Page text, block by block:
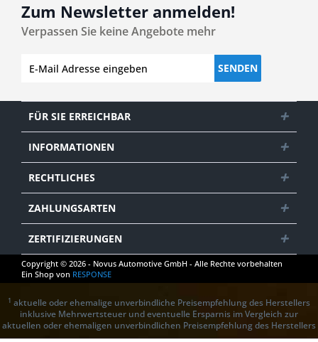
Zum Newsletter anmelden!
Verpassen Sie keine Angebote mehr
SENDEN
FÜR SIE ERREICHBAR
INFORMATIONEN
RECHTLICHES
ZAHLUNGSARTEN
ZERTIFIZIERUNGEN
Copyright © 2026 - Novus Automotive GmbH - Alle Rechte vorbehalten
Ein Shop von RESPONSE
1 aktuelle oder ehemalige unverbindliche Preisempfehlung des Herstellers
inklusive Mehrwertsteuer und eventuelle Ersparnis im Vergleich zur
aktuellen oder ehemaligen unverbindlichen Preisempfehlung des Herstellers